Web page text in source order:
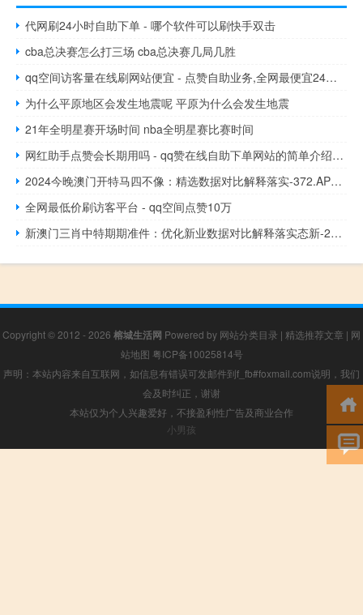
代网刷24小时自助下单 - 哪个软件可以刷快手双击
cba总决赛怎么打三场 cba总决赛几局几胜
qq空间访客量在线刷网站便宜 - 点赞自助业务,全网最便宜24小时自助下单网站
为什么平原地区会发生地震呢 平原为什么会发生地震
21年全明星赛开场时间 nba全明星赛比赛时间
网红助手点赞会长期用吗 - qq赞在线自助下单网站的简单介绍_免费领取说说赞20个的网址
2024今晚澳门开特马四不像：精选数据对比解释落实-372.APP.49
全网最低价刷访客平台 - qq空间点赞10万
新澳门三肖中特期期准件：优化新业数据对比解释落实态新-2257.ISO.400
Copyright © 2012 - 2026 榕城生活网 Powered by 网站分类目录 | 精选推荐文章 | 网
站地图 粤ICP备10025814号
声明：本站内容来自互联网，如信息有错误可发邮件到f_fb#foxmail.com说明，我们
会及时纠正，谢谢
本站仅为个人兴趣爱好，不接盈利性广告及商业合作
小男孩